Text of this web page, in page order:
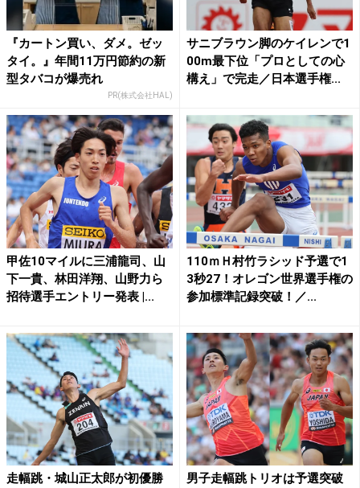
『カートン買い、ダメ。ゼッ
タイ。』年間11万円節約の新
型タバコが爆売れ
PR(株式会社HAL)
サニブラウン脚のケイレンで1
00m最下位「プロとしての心
構え」で完走／日本選手権...
甲佐10マイルに三浦龍司、山
下一貴、林田洋翔、山野力ら
招待選手エントリー発表 |...
110ｍＨ村竹ラシッド予選で1
3秒27！オレゴン世界選手権の
参加標準記録突破！／...
走幅跳・城山正太郎が初優勝
男子走幅跳トリオは予選突破